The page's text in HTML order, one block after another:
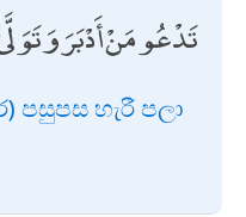
تَدْعُو مَنْ أَدْبَرَ
පසුපස හැරී පලා